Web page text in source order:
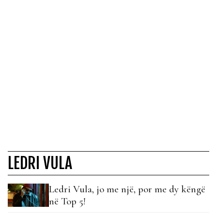
LEDRI VULA
Ledri Vula, jo me një, por me dy këngë
në Top 5!